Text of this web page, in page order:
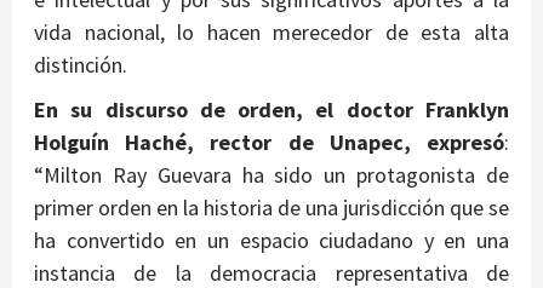
vida nacional, lo hacen merecedor de esta alta
distinción.
En su discurso de orden, el doctor Franklyn
Holguín Haché, rector de Unapec, expresó:
“Milton Ray Guevara ha sido un protagonista de
primer orden en la historia de una jurisdicción que se
ha convertido en un espacio ciudadano y en una
instancia de la democracia representativa de